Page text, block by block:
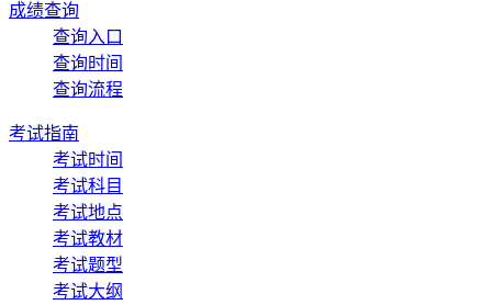
成绩查询
查询入口
查询时间
查询流程
考试指南
考试时间
考试科目
考试地点
考试教材
考试题型
考试大纲